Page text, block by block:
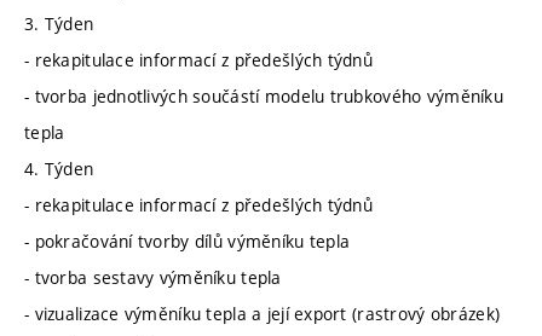
3. Týden
- rekapitulace informací z předešlých týdnů
- tvorba jednotlivých součástí modelu trubkového výměníku
tepla
4. Týden
- rekapitulace informací z předešlých týdnů
- pokračování tvorby dílů výměníku tepla
- tvorba sestavy výměníku tepla
- vizualizace výměníku tepla a její export (rastrový obrázek)